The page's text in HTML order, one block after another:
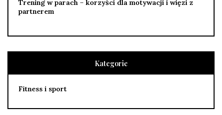
Trening w parach – korzyści dla motywacji i więzi z
partnerem
Kategorie
Fitness i sport